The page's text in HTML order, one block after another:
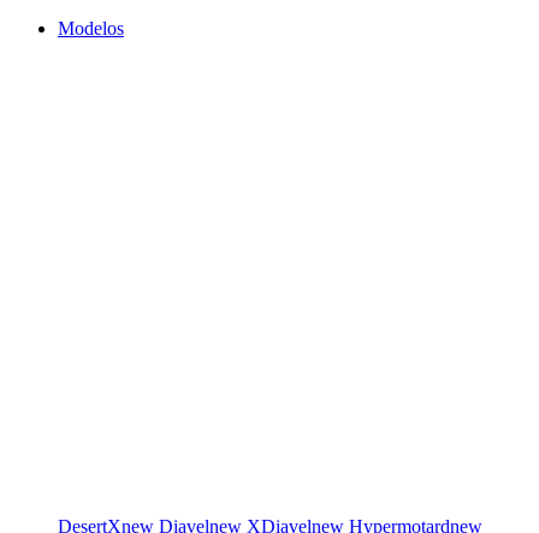
Modelos
DesertXnew Diavelnew XDiavelnew Hypermotardnew